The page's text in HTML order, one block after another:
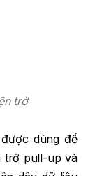
trở
dùng để
trở pull-up và